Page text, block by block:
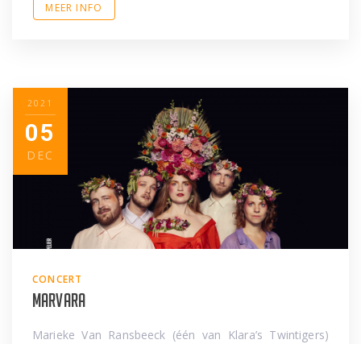
MEER INFO
2021
05
DEC
CONCERT
Marvara
Marieke Van Ransbeeck (één van Klara’s Twintigers)